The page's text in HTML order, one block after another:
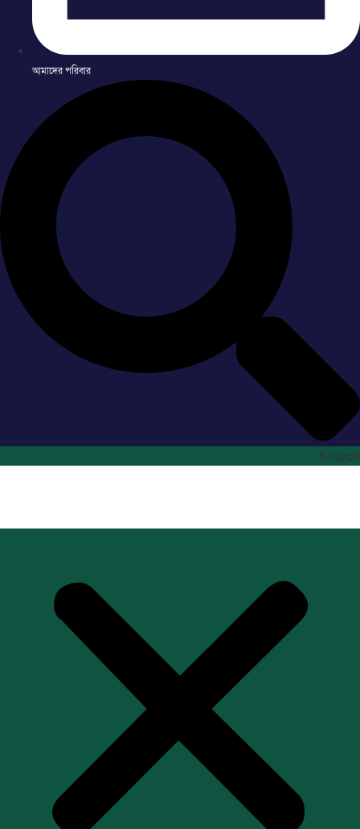
আমাদের পরিবার
Search